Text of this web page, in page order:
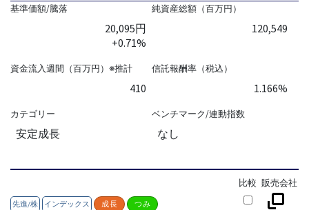
基準価額/騰落
20,095円
+0.71%
純資産総額（百万円）
120,549
資金流入週間（百万円）※推計
410
信託報酬率（税込）
1.166%
カテゴリー
安定成長
ベンチマーク/連動指数
なし
先進/株 インデックス 成長 つみ
比較 販売会社